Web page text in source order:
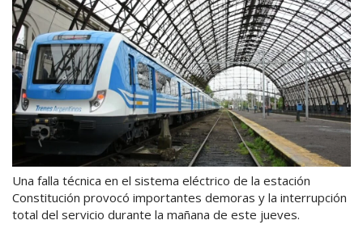
Una falla técnica en el sistema eléctrico de la estación
Constitución provocó importantes demoras y la interrupción
total del servicio durante la mañana de este jueves.